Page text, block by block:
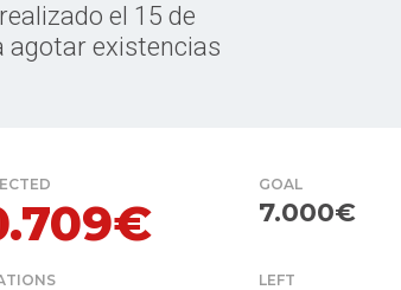
el 15 de
agotar existencias
GOAL
7.000€
LEFT